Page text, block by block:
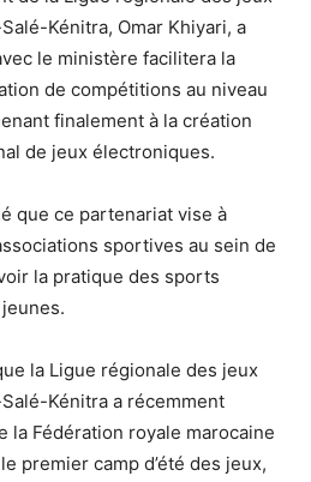
Kénitra, Omar Khiyari, a
le ministère facilitera la
de compétitions au niveau
finalement à la création
de jeux électroniques.
que ce partenariat vise à
sportives au sein de
la pratique des sports
la Ligue régionale des jeux
Kénitra a récemment
la Fédération royale marocaine
premier camp d’été des jeux,